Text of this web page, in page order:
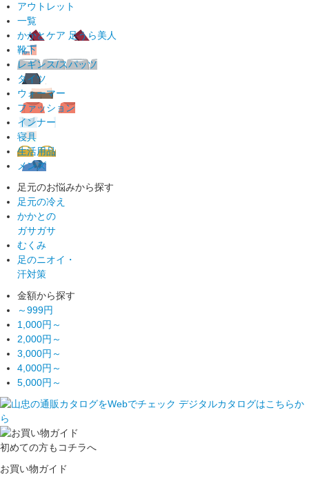
アウトレット
一覧
かかとケア 足うら美人
靴下
レギンス/スパッツ
タイツ
ウォーマー
ファッション
インナー
寝具
生活用品
メンズ
足元のお悩みから探す
足元の冷え
かかとの
ガサガサ
むくみ
足のニオイ・
汗対策
金額から探す
～999円
1,000円～
2,000円～
3,000円～
4,000円～
5,000円～
初めての方もコチラへ
お買い物ガイド